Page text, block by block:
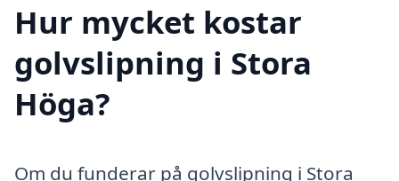
Hur mycket kostar
golvslipning i Stora
Höga?
Om du funderar på golvslipning i Stora